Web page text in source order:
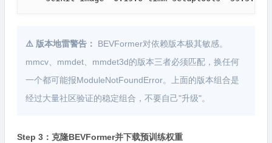
⚠️ 版本地雷警告：
BEVFormer对依赖版本极其敏感。
mmcv、mmdet、mmdet3d的版本三者必须匹配，换任何
一个都可能报ModuleNotFoundError。上面的版本组合是
经过大量社区验证的稳定组合，不要自己"升级"。
Step 3：克隆BEVFormer并下载预训练权重